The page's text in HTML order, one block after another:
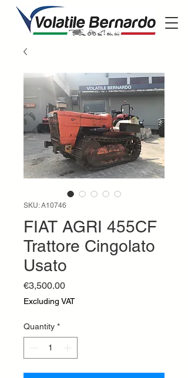
SKU: A10746
FIAT AGRI 455CF
Trattore Cingolato
Usato
€3,500.00Price
Excluding VAT
Quantity *